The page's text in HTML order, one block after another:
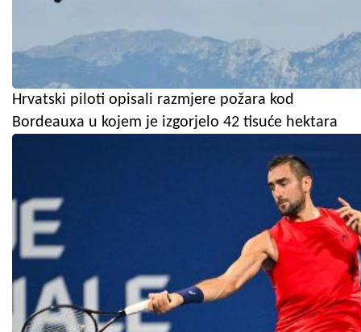
Hrvatski piloti opisali razmjere požara kod
Bordeauxa u kojem je izgorjelo 42 tisuće hektara